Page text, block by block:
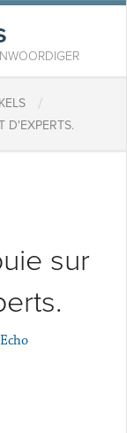
/
D'EXPERTS.
sur